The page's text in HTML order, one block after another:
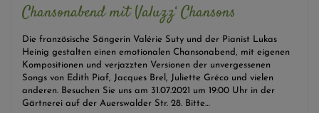
Chansonabend mit Valuzz‘ Chansons
Die französische Sängerin Valérie Suty und der Pianist Lukas
Heinig gestalten einen emotionalen Chansonabend, mit eigenen
Kompositionen und verjazzten Versionen der unvergessenen
Songs von Edith Piaf, Jacques Brel, Juliette Gréco und vielen
anderen. Besuchen Sie uns am 31.07.2021 um 19:00 Uhr in der
Gärtnerei auf der Auerswalder Str. 28. Bitte…